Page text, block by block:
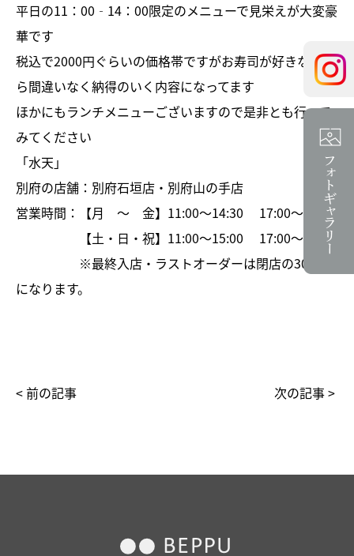
平日の11：00‐14：00限定のメニューで見栄えが大変豪
華です
税込で2000円ぐらいの価格帯ですがお寿司が好きな方な
ら間違いなく納得のいく内容になってます
ほかにもランチメニューございますので是非とも行って
みてください
「水天」
別府の店舗：別府石垣店・別府山の手店
営業時間：【月 ～ 金】11:00～14:30 17:00～21:30
【土・日・祝】11:00～15:00 17:00～21:30
※最終入店・ラストオーダーは閉店の30分前
になります。
< 前の記事 次の記事 >